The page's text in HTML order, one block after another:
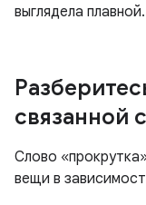
выглядела плавной.
связанной
Слово
вещи в